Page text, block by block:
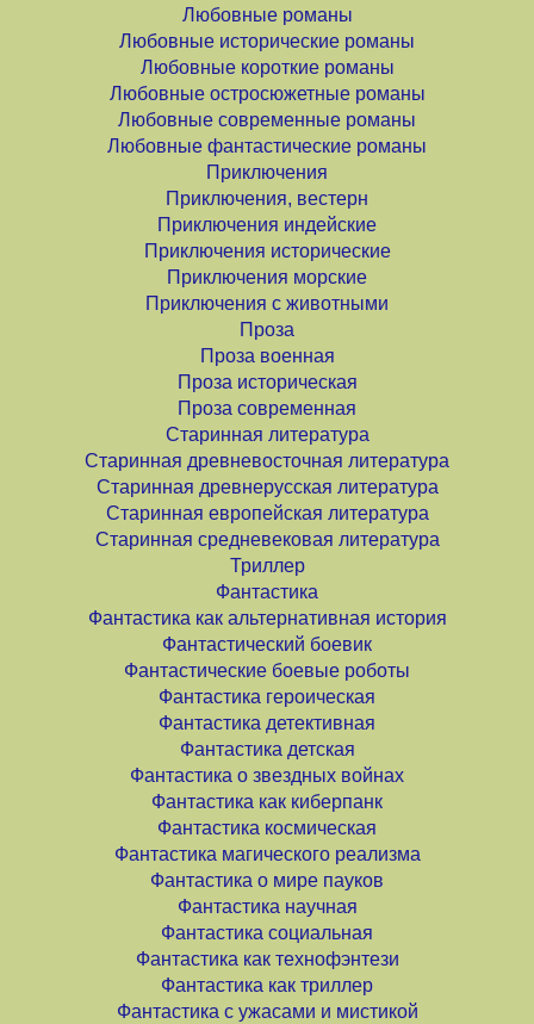
Любовные романы
Любовные исторические романы
Любовные короткие романы
Любовные остросюжетные романы
Любовные современные романы
Любовные фантастические романы
Приключения
Приключения, вестерн
Приключения индейские
Приключения исторические
Приключения морские
Приключения с животными
Проза
Проза военная
Проза историческая
Проза современная
Старинная литература
Старинная древневосточная литература
Старинная древнерусская литература
Старинная европейская литература
Старинная средневековая литература
Триллер
Фантастика
Фантастика как альтернативная история
Фантастический боевик
Фантастические боевые роботы
Фантастика героическая
Фантастика детективная
Фантастика детская
Фантастика о звездных войнах
Фантастика как киберпанк
Фантастика космическая
Фантастика магического реализма
Фантастика о мире пауков
Фантастика научная
Фантастика социальная
Фантастика как технофэнтези
Фантастика как триллер
Фантастика с ужасами и мистикой